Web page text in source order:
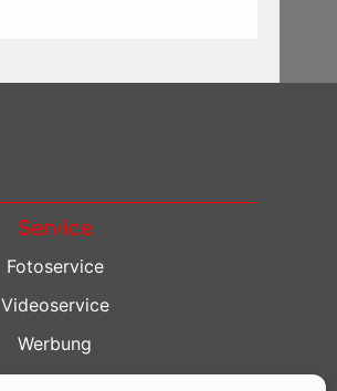
Service
Fotoservice
Videoservice
Werbung